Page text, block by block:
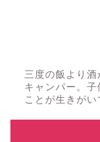
三度の飯より
キャンパー。
ことが生きが